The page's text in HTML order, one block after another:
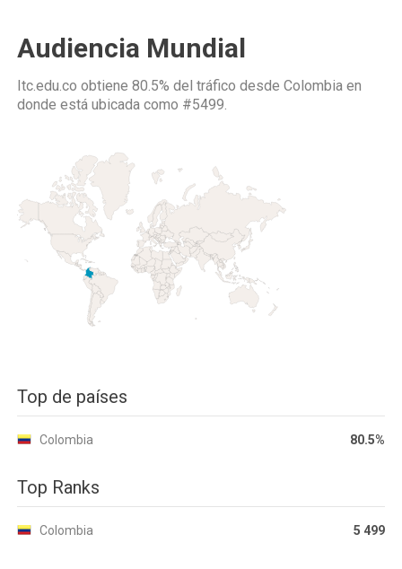
Audiencia Mundial
Itc.edu.co obtiene 80.5% del tráfico desde Colombia en
donde está ubicada como #5499.
Top de países
Colombia 80.5%
Top Ranks
Colombia 5 499